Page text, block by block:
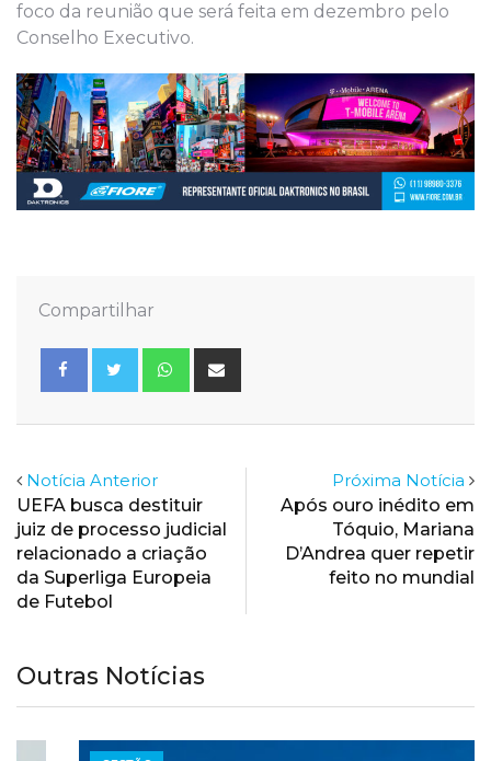
foco da reunião que será feita em dezembro pelo
Conselho Executivo.
Compartilhar
Whatsapp
Notícia Anterior
UEFA busca destituir
juiz de processo judicial
relacionado a criação
da Superliga Europeia
de Futebol
Próxima Notícia
Após ouro inédito em
Tóquio, Mariana
D’Andrea quer repetir
feito no mundial
Outras Notícias